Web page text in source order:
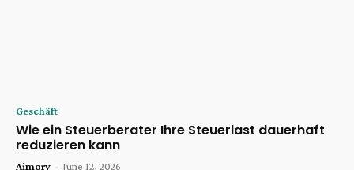
Geschäft
Wie ein Steuerberater Ihre Steuerlast dauerhaft
reduzieren kann
Aimory - June 12, 2026